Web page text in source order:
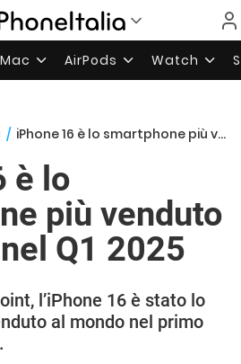
Mac AirPods Watch
/ iPhone 16 è lo smartphone più venduto al mondo nel Q1 2025
è lo
più venduto
Q1 2025
l’iPhone 16 è stato lo
al mondo nel primo